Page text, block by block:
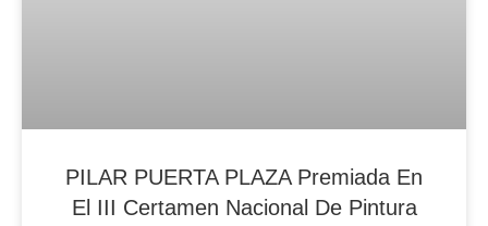
PILAR PUERTA PLAZA Premiada En
El III Certamen Nacional De Pintura